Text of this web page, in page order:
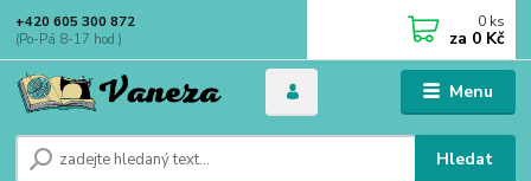
Menu
Hledat
+420 605 300 872
(Po-Pá 8-17 hod.)
0 ks
za 0 Kč